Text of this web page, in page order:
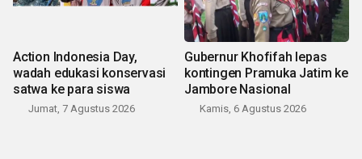
Action Indonesia Day,
wadah edukasi konservasi
satwa ke para siswa
Jumat, 7 Agustus 2026
Gubernur Khofifah lepas
kontingen Pramuka Jatim ke
Jambore Nasional
Kamis, 6 Agustus 2026